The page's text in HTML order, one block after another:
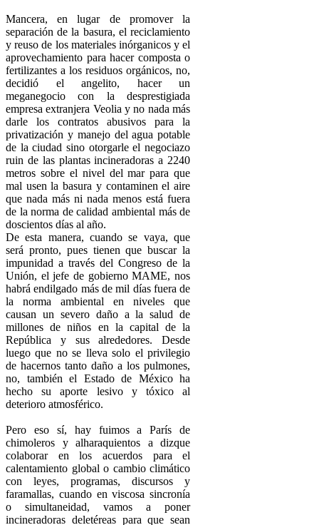
Mancera, en lugar de promover la
separación de la basura, el reciclamiento
y reuso de los materiales inórganicos y el
aprovechamiento para hacer composta o
fertilizantes a los residuos orgánicos, no,
decidió el angelito, hacer un
meganegocio con la desprestigiada
empresa extranjera Veolia y no nada más
darle los contratos abusivos para la
privatización y manejo del agua potable
de la ciudad sino otorgarle el negociazo
ruin de las plantas incineradoras a 2240
metros sobre el nivel del mar para que
mal usen la basura y contaminen el aire
que nada más ni nada menos está fuera
de la norma de calidad ambiental más de
doscientos días al año.
De esta manera, cuando se vaya, que
será pronto, pues tienen que buscar la
impunidad a través del Congreso de la
Unión, el jefe de gobierno MAME, nos
habrá endilgado más de mil días fuera de
la norma ambiental en niveles que
causan un severo daño a la salud de
millones de niños en la capital de la
República y sus alrededores. Desde
luego que no se lleva solo el privilegio
de hacernos tanto daño a los pulmones,
no, también el Estado de México ha
hecho su aporte lesivo y tóxico al
deterioro atmosférico.
Pero eso sí, hay fuimos a París de
chimoleros y alharaquientos a dizque
colaborar en los acuerdos para el
calentamiento global o cambio climático
con leyes, programas, discursos y
faramallas, cuando en viscosa sincronía
o simultaneidad, vamos a poner
incineradoras deletéreas para que sean